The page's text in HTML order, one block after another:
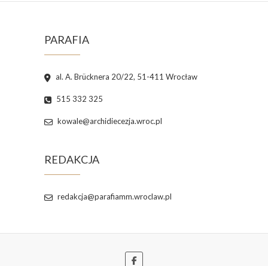
PARAFIA
al. A. Brücknera 20/22, 51-411 Wrocław
515 332 325
kowale@archidiecezja.wroc.pl
REDAKCJA
redakcja@parafiamm.wroclaw.pl